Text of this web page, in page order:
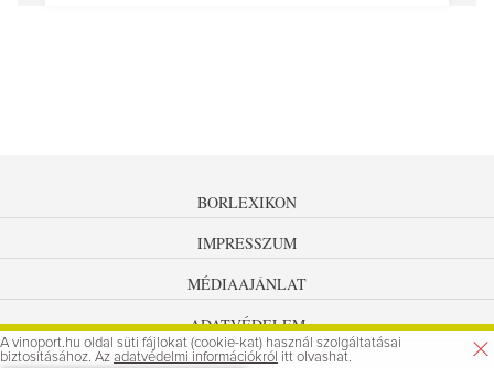
BORLEXIKON
IMPRESSZUM
MÉDIAAJÁNLAT
ADATVÉDELEM
A vinoport.hu oldal süti fájlokat (cookie-kat) használ szolgáltatásai
biztosításához. Az adatvédelmi információkról itt olvashat.